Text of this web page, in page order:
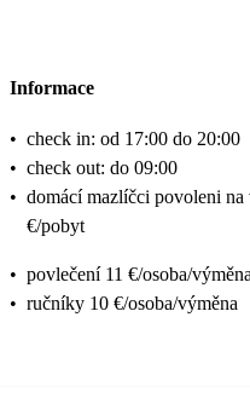
Informace
• check in: od 17:00 do 20:00
• check out: do 09:00
• domácí mazlíčci povoleni
€/pobyt
• povlečení 11 €/osoba/výměna
• ručníky 10 €/osoba/výměna